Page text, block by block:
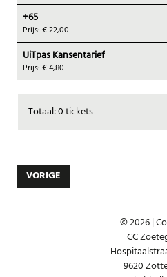
+65
Prijs: € 22,00
UiTpas Kansentarief
Prijs: € 4,80
Totaal: 0 tickets
VORIGE
© 2026 |
CC
9620